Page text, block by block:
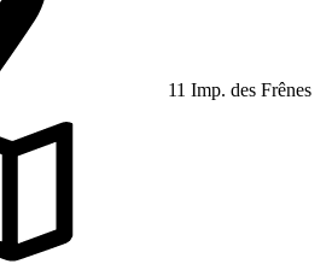
11 Imp. des Frênes